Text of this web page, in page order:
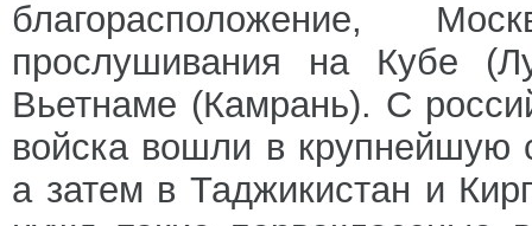
благорасположение,
прослушивания на Кубе
Вьетнаме (Камрань). С
войска вошли в крупнейшую
а затем в Таджикистан и